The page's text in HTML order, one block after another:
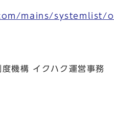
mains/systemlist/
機構 イクハク運営事務